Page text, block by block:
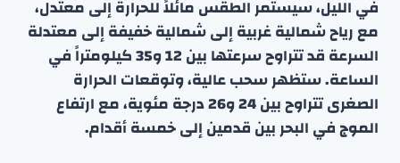
في الليل، سيستمر الطقس مائلاً للحرارة إلى معتدل،
مع رياح شمالية غربية إلى شمالية خفيفة إلى معتدلة
السرعة قد تتراوح سرعتها بين 12 و35 كيلومتراً في
الساعة. ستظهر سحب عالية، وتوقعات الحرارة
الصغرى تتراوح بين 24 و26 درجة مئوية، مع ارتفاع
الموج في البحر بين قدمين إلى خمسة أقدام.